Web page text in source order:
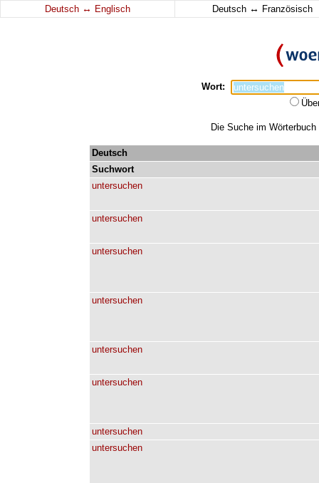
Deutsch ↔ Englisch Deutsch ↔ Französisch
Wort:
Die Suche im
Deutsch
Suchwort
untersuchen
untersuchen
untersuchen
untersuchen
untersuchen
untersuchen
untersuchen
untersuchen